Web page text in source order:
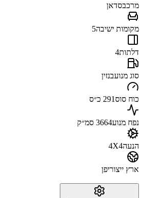
מרכבסדאן
מקומות ישיבה5
דלתות4
סוג מנועבנזין
כוח סוס291 כ״ס
נפח מנוע3664 סמ״ק
הנעה4X4
ארץ ייצוריפן